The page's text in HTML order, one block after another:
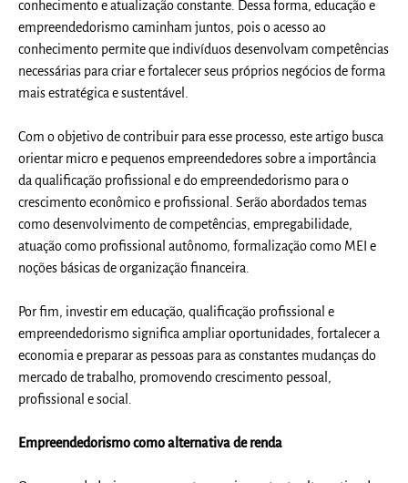
conhecimento e atualização constante. Dessa forma, educação e
empreendedorismo caminham juntos, pois o acesso ao
conhecimento permite que indivíduos desenvolvam competências
necessárias para criar e fortalecer seus próprios negócios de forma
mais estratégica e sustentável.
Com o objetivo de contribuir para esse processo, este artigo busca
orientar micro e pequenos empreendedores sobre a importância
da qualificação profissional e do empreendedorismo para o
crescimento econômico e profissional. Serão abordados temas
como desenvolvimento de competências, empregabilidade,
atuação como profissional autônomo, formalização como MEI e
noções básicas de organização financeira.
Por fim, investir em educação, qualificação profissional e
empreendedorismo significa ampliar oportunidades, fortalecer a
economia e preparar as pessoas para as constantes mudanças do
mercado de trabalho, promovendo crescimento pessoal,
profissional e social.
Empreendedorismo como alternativa de renda